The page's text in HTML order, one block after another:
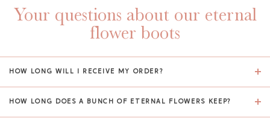
Your questions about our eternal
flower boots
HOW LONG WILL I RECEIVE MY ORDER?
HOW LONG DOES A BUNCH OF ETERNAL FLOWERS KEEP?